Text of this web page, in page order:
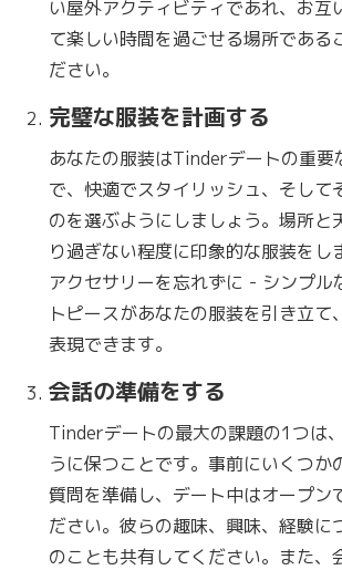
い屋外アクティビティであれ、お互
て楽しい時間を過ごせる場所である
ださい。
完璧な服装を計画する
あなたの服装はTinderデートの重要
で、快適でスタイリッシュ、そして
のを選ぶようにしましょう。場所と
り過ぎない程度に印象的な服装をし
アクセサリーを忘れずに - シンプル
トピースがあなたの服装を引き立て
表現できます。
会話の準備をする
Tinderデートの最大の課題の1つは
うに保つことです。事前にいくつか
質問を準備し、デート中はオープン
ださい。彼らの趣味、興味、経験に
のことも共有してください。また、